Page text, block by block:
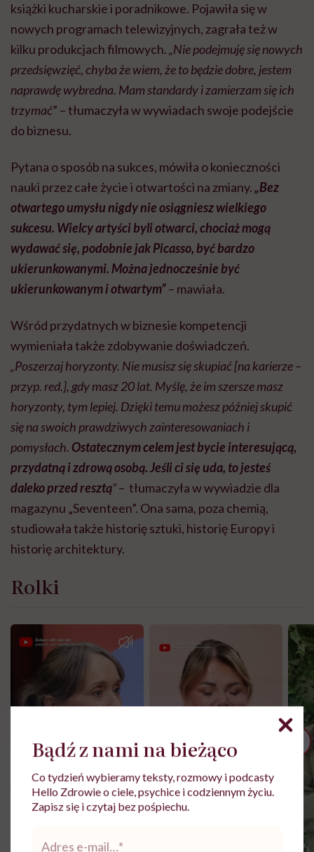
książki kucharskie i poradnikowe. Pojawiła się w
nowych programach telewizyjnych, zagrała też w
kilku produkcjach filmowych.„Nie podejmuję się nowych
przedsięwzięć, chyba że wiem, że to będzie dobre, jestem
naprawdę wybredna. Mam standardy i zamierzam się ich
trzymać” – tłumaczyła w wywiadach swoje podejście
do biznesu.
Pytana o sposób na sukces, mówiła o konieczności
nauki przez całe życie i otwartości na zmiany.„Bez
otwartego umysłu nigdy nie osiągniesz wielkiego
sukcesu. Wielcy artyści byli otwarci, chociaż mogą
wydawać się, podobnie jak Picasso, być bardzo
ukierunkowanymi. Można jednocześnie być
ukierunkowanym i otwartym”– mawiała.
Wśród przydatnych w biznesie kompetencji
wymieniała także zdobywanie doświadczeń.
„Poszerzaj horyzonty. Nie musisz się skupiać [na karierze –
przyp. red.], gdy masz 20 lat. Myślę, że im szersze masz
horyzonty, tym lepiej. Dzięki temu możesz później skupić
się na swoich prawdziwych zainteresowaniach i
pomysłach. Ostatecznym celem jest bycie interesującą,
przydatną i zdrową osobą. Jeśli ci się uda, to jesteś
daleko przed resztą”– tłumaczyła w wywiadzie dla
magazynu „Seventeen”. Ona sama, poza chemią,
studiowała także historię sztuki, historię Europy i
historię architektury.
Rolki
Bądź z nami na bieżąco
Co tydzień wybieramy teksty, rozmowy i podcasty
Hello Zdrowie o ciele, psychice i codziennym życiu.
Zapisz się i czytaj bez pośpiechu.